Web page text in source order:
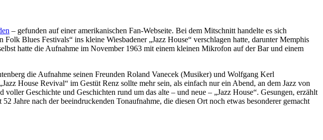
– gefunden auf einer amerikanischen Fan-Webseite. Bei dem Mitschnitt handelte es sich
Blues Festivals“ ins kleine Wiesbadener „Jazz House“ verschlagen hatte, darunter Memphis
hatte die Aufnahme im November 1963 mit einem kleinen Mikrofon auf der Bar und einem
die Aufnahme seinen Freunden Roland Vanecek (Musiker) und Wolfgang Kerl
House Revival“ im Gestüt Renz sollte mehr sein, als einfach nur ein Abend, an dem Jazz von
Geschichte und Geschichten rund um das alte – und neue – „Jazz House“. Gesungen, erzählt
Jahre nach der beeindruckenden Tonaufnahme, die diesen Ort noch etwas besonderer gemacht